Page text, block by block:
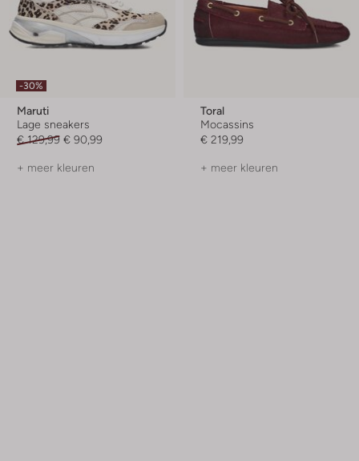
-30%
Maruti
Lage sneakers
€ 129,99 € 90,99
+ meer kleuren
Toral
Mocassins
€ 219,99
+ meer kleuren